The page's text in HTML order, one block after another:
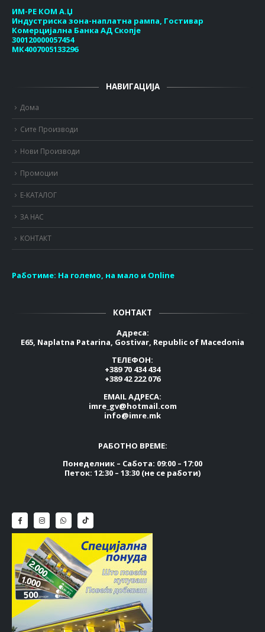
ИМ-РЕ КОМ А.Џ
Индустриска зона-наплатна рампа, Гостивар
Комерцијална Банка АД Скопје
300120000057454
МК4007005133296
НАВИГАЦИЈА
Дома
Сите Производи
Нови Производи
Промоции
Е-КАТАЛОГ
ЗА НАС
КОНТАКТ
Работиме: На големо, на мало и Online
КОНТАКТ
Адреса:
E65, Naplatna Patarina, Gostivar, Republic of Macedonia
ТЕЛЕФОН:
+389 70 434 434
+389 42 222 076
EMAIL АДРЕСА:
imre_gv@hotmail.com
info@imre.mk
РАБОТНО ВРЕМЕ:
Понеделник – Сабота: 09:00 – 17:00
Петок: 12:30 – 13:30 (не се работи)